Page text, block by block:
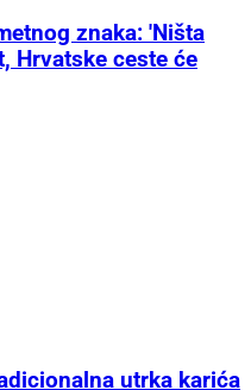
znaka: 'Ništa
Hrvatske ceste će
utrka karića